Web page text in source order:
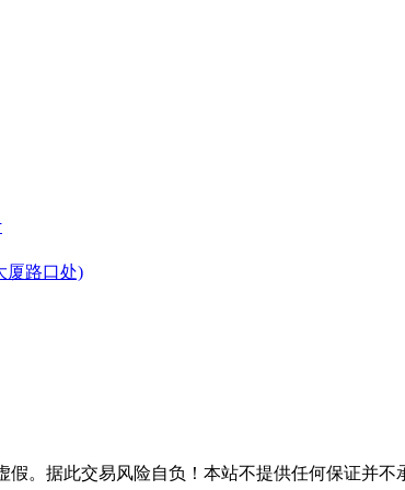
厦路口处)
。据此交易风险自负！本站不提供任何保证并不